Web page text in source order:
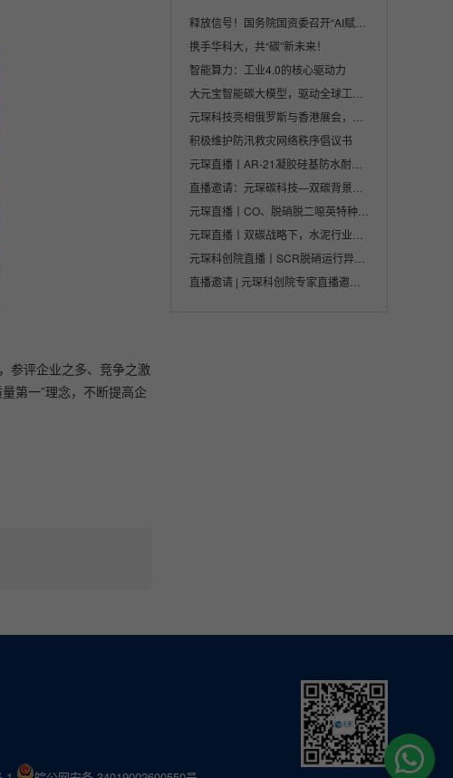
携手华科大，共“碳”新未来！
智能算力：工业4.0的核心驱动力
积极维护防汛救灾网络秩序倡议书
参评企业之多、竞争之激
第一”理念，不断提高企